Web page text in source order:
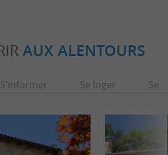
AUX ALENTOURS
S'informer Se loger Se